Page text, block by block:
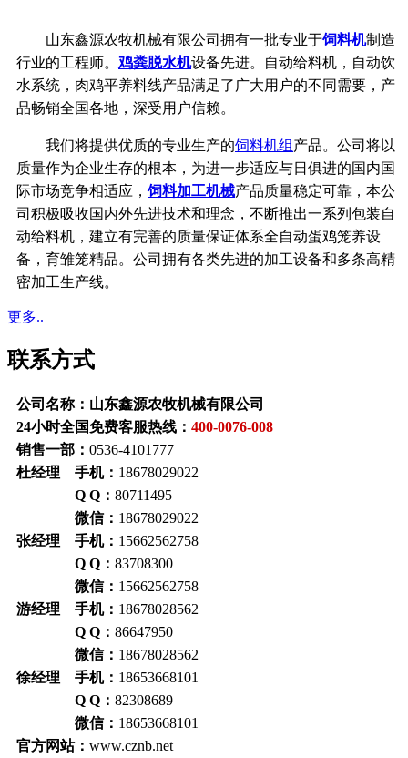
山东鑫源农牧机械有限公司拥有一批专业于饲料机制造
行业的工程师。 鸡粪脱水机设备先进。自动给料机，自动饮
水系统， 肉鸡平养料线产品满足了广大用户的不同需要，产
品畅销全国各地，深受用户信赖。
我们将提供优质的专业生产的饲料机组 产品。公司将以
质量作为企业生存的根本， 为进一步适应与日俱进的国内国
际市场竞争相适应，饲料加工机械产品质量稳定可靠， 本公
司积极吸收国内外先进技术和理念，不断推出一系列包装自
动给料机，建立有完善的质量保证体系全自动蛋鸡笼养设
备，育雏笼精品。公司拥有各类先进的加工设备和多条高精
密加工生产线。
更多..
联系方式
公司名称：山东鑫源农牧机械有限公司
24小时全国免费客服热线： 400-0076-008
销售一部： 0536-4101777
杜经理 手机： 18678029022
Q Q： 80711495
微信： 18678029022
张经理 手机： 15662562758
Q Q： 83708300
微信： 15662562758
游经理 手机： 18678028562
Q Q： 86647950
微信： 18678028562
徐经理 手机： 18653668101
Q Q： 82308689
微信： 18653668101
官方网站： www.cznb.net